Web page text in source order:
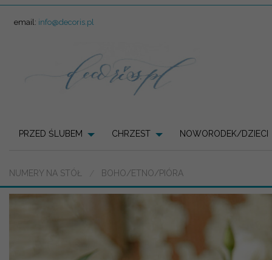
email: info@decoris.pl
PRZED ŚLUBEM CHRZEST NOWORODEK/DZIECI
NUMERY NA STÓŁ BOHO/ETNO/PIÓRA